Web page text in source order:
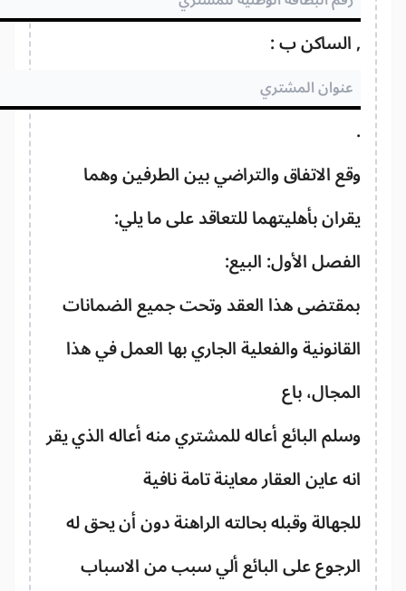
ب :
الاتفاق والتراضي بين الطرفين وهما
بأهليتهما للتعاقد على ما يلي:
الأول: البيع:
هذا العقد وتحت جميع الضمانات
والفعلية الجاري بها العمل في هذا
باع
البائع أعاله للمشتري منه أعاله الذي يقر
عاين العقار معاينة تامة نافية
وقبله بحالته الراهنة دون أن يحق له
على البائع ألي سبب من الاسباب